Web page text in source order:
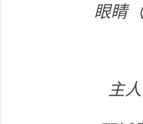
眼睛
主